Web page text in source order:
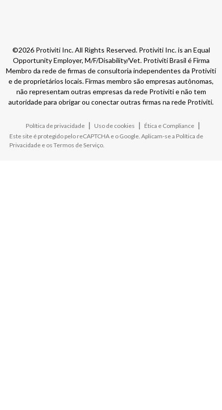
©2026 Protiviti Inc. All Rights Reserved. Protiviti Inc. is an Equal
Opportunity Employer, M/F/Disability/Vet. Protiviti Brasil é Firma
Membro da rede de firmas de consultoria independentes da Protiviti
e de proprietários locais. Firmas membro são empresas autônomas,
não representam outras empresas da rede Protiviti e não tem
autoridade para obrigar ou conectar outras firmas na rede Protiviti.
Política de privacidade | Uso de cookies | Ética e Compliance |
Este site é protegido pelo reCAPTCHA e o Google. Aplicam-se a Política de
Privacidade e os Termos de Serviço